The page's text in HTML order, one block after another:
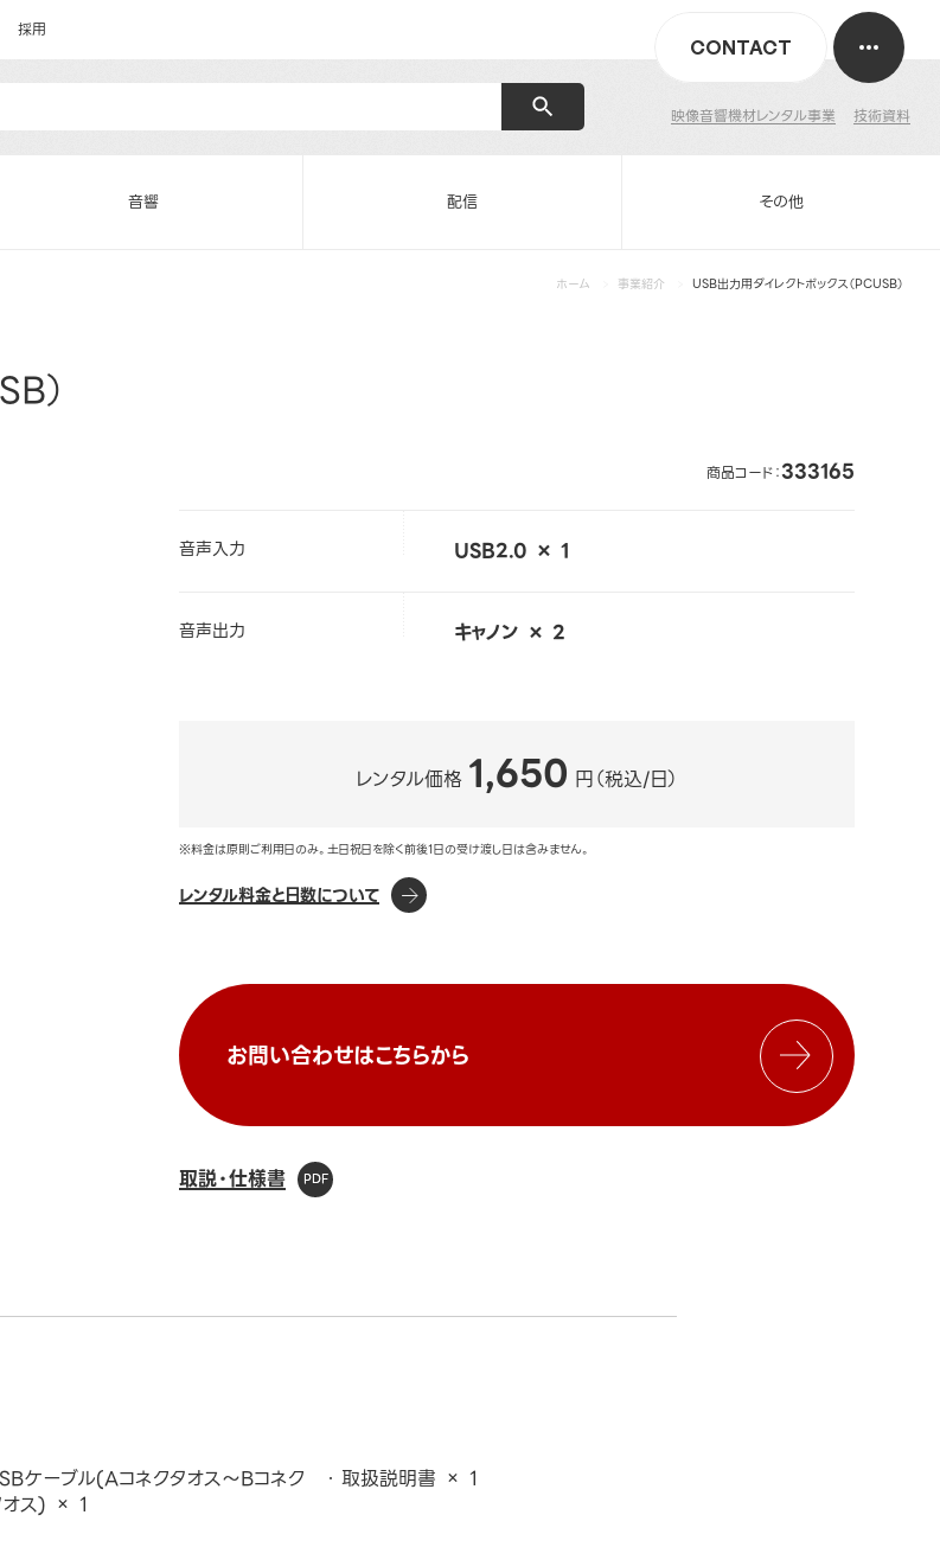
映像音響機材レンタル事業 技術資料
CONTACT
採用
音響 配信 その他
ホーム 事業紹介 USB出力用ダイレクトボックス（PCUSB）
）
商品コード：333165
音声入力 USB2.0 × 1
音声出力 キャノン × 2
レンタル価格 1,650 円（税込/日）
※料金は原則ご利用日のみ。土日祝日を除く前後1日の受け渡し日は含みません。
レンタル料金と日数について
お問い合わせはこちらから
取説・仕様書
ケーブル(Aコネクタオス～Bコネク
オス) × 1
取扱説明書 × 1